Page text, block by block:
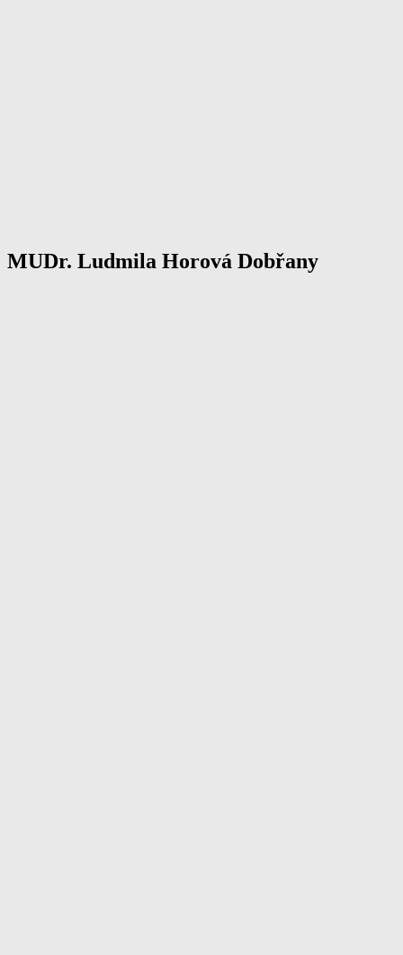
MUDr. Ludmila Horová Dobřany